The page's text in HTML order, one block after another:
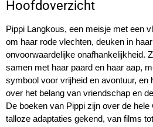
Hoofdoverzicht
Pippi Langkous, een meisje met een
om haar rode vlechten, deuken in
onvoorwaardelijke onafhankelijkheid.
samen met haar paard en haar aap,
symbool voor vrijheid en avontuur, en
over het belang van vriendschap en
De boeken van Pippi zijn over de
talloze adaptaties gekend, van films